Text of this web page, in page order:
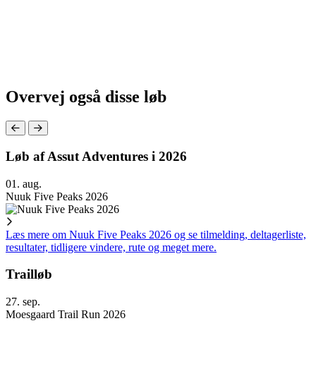
Overvej også disse løb
Løb af Assut Adventures i 2026
01. aug.
Nuuk Five Peaks 2026
Læs mere om Nuuk Five Peaks 2026 og se tilmelding, deltagerliste,
resultater, tidligere vindere, rute og meget mere.
Trailløb
27. sep.
Moesgaard Trail Run 2026